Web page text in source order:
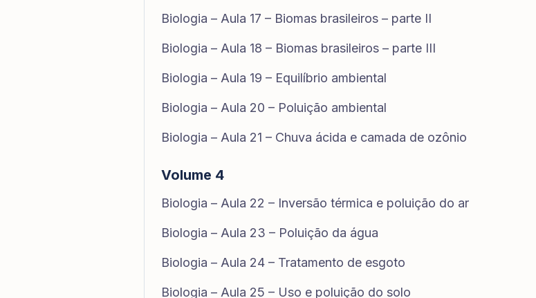
Biologia – Aula 17 – Biomas brasileiros – parte II
Biologia – Aula 18 – Biomas brasileiros – parte III
Biologia – Aula 19 – Equilíbrio ambiental
Biologia – Aula 20 – Poluição ambiental
Biologia – Aula 21 – Chuva ácida e camada de ozônio
Volume 4
Biologia – Aula 22 – Inversão térmica e poluição do ar
Biologia – Aula 23 – Poluição da água
Biologia – Aula 24 – Tratamento de esgoto
Biologia – Aula 25 – Uso e poluição do solo